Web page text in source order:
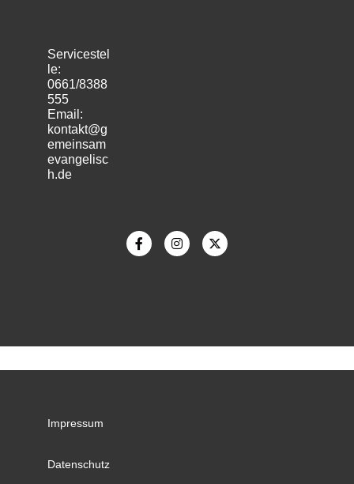
Servicestel
le:
0661/8388
555
Email:
kontakt@g
emeinsam
evangelisc
h.de
Impressum
Datenschutz